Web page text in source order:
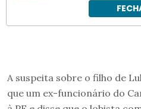
A suspeita sobre o filho de
que um ex-funcionário do